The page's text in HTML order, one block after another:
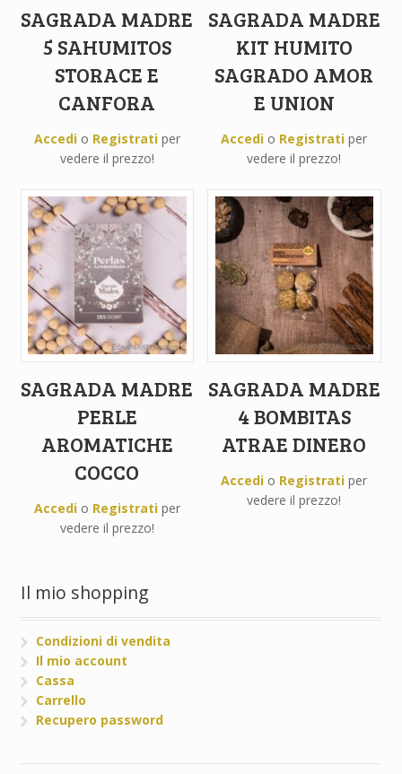
SAGRADA MADRE
5 SAHUMITOS
STORACE E
CANFORA
Accedio Registratiper
vedere il prezzo!
SAGRADA MADRE
KIT HUMITO
SAGRADO AMOR
E UNION
Accedi o Registrati per
vedere il prezzo!
SAGRADA MADRE
PERLE
AROMATICHE
COCCO
Accedio Registratiper
vedere il prezzo!
SAGRADA MADRE
4 BOMBITAS
ATRAE DINERO
Accedi o Registrati per
vedere il prezzo!
Il mio shopping
Condizioni di vendita
Il mio account
Cassa
Carrello
Recupero password